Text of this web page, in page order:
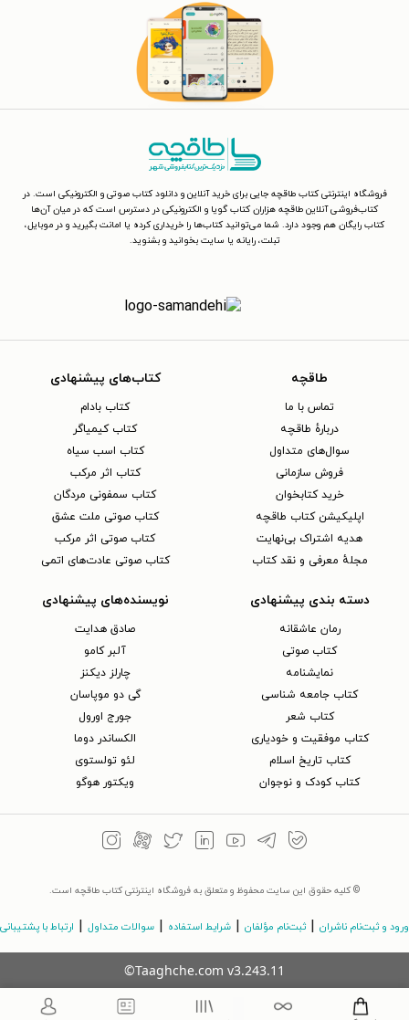
فروشگاه اینترنتی کتاب طاقچه جایی برای خرید آنلاین و دانلود کتاب صوتی و الکترونیکی است. در
کتاب‌فروشی آنلاین طاقچه هزاران کتاب گویا و الکترونیکی در دسترس است که در میان آن‌ها
کتاب رایگان هم وجود دارد. شما می‌توانید کتاب‌ها را خریداری کرده یا امانت بگیرید و در موبایل،
تبلت، رایانه یا سایت بخوانید و بشنوید.
طاقچه
تماس با ما
دربارهٔ طاقچه
سوال‌های متداول
فروش سازمانی
خرید کتابخوان
اپلیکیشن کتاب طاقچه
هدیه اشتراک بی‌نهایت
مجلهٔ معرفی و نقد کتاب
کتاب‌های پیشنهادی
کتاب بادام
کتاب کیمیاگر
کتاب اسب سیاه
کتاب اثر مرکب
کتاب سمفونی مردگان
کتاب صوتی ملت عشق
کتاب صوتی اثر مرکب
کتاب صوتی عادت‌های اتمی
دسته بندی پیشنهادی
رمان عاشقانه
کتاب‌ صوتی
نمایشنامه
کتاب جامعه شناسی
کتاب شعر
کتاب موفقیت و خودیاری
کتاب تاریخ اسلام
کتاب کودک و نوجوان
نویسنده‌های پیشنهادی
صادق هدایت
آلبر کامو
چارلز دیکنز
گی دو موپاسان
جورج اورول
الکساندر دوما
لئو تولستوی
ویکتور هوگو
© کلیه حقوق این سایت محفوظ و متعلق به فروشگاه اینترنتی کتاب طاقچه است.
ورود و ثبت‌نام ناشران ثبت‌نام مؤلفان شرایط استفاده سوالات متداول ارتباط با پشتیبانی
©Taaghche.com v3.243.11